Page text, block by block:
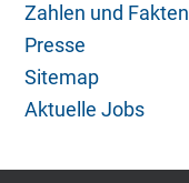
Zahlen und Fakten
Presse
Sitemap
Aktuelle Jobs